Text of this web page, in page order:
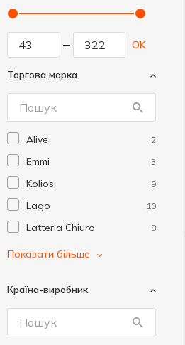
OK
Торгова марка
Alive 2
Emmi 3
Kolios 9
Lago 10
Latteria Chiuro 8
Latteria Vipiteno
Onur 1
Organic Milk
TASbio 4
Показати більше
Країна-виробник